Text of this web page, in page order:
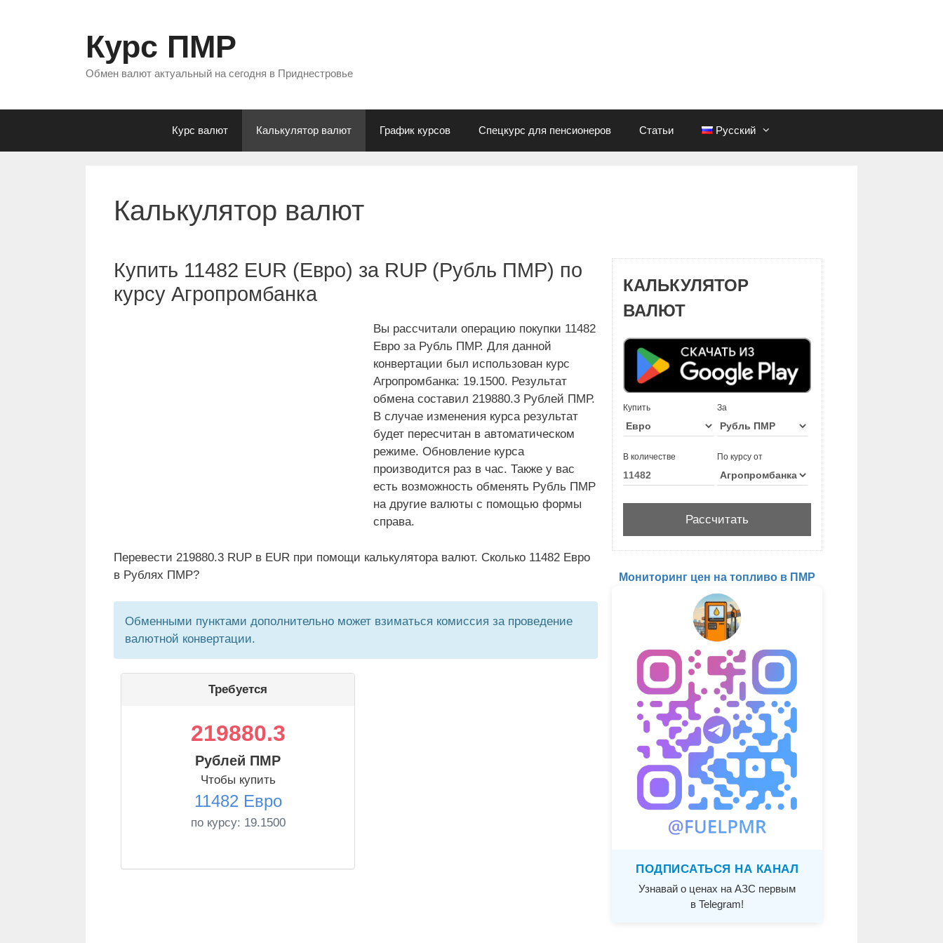
Курс ПМР
Обмен валют актуальный на сегодня в Приднестровье
Курс валют Калькулятор валют График курсов Спецкурс для пенсионеров Статьи Русский
Калькулятор валют
Купить 11482 EUR (Евро) за RUP (Рубль ПМР) по
курсу Агропромбанка
Вы рассчитали операцию покупки 11482
Евро за Рубль ПМР. Для данной
конвертации был использован курс
Агропромбанка: 19.1500. Результат
обмена составил 219880.3 Рублей ПМР.
В случае изменения курса результат
будет пересчитан в автоматическом
режиме. Обновление курса
производится раз в час. Также у вас
есть возможность обменять Рубль ПМР
на другие валюты с помощью формы
справа.
Перевести 219880.3 RUP в EUR при помощи калькулятора валют. Сколько 11482 Евро
в Рублях ПМР?
Обменными пунктами дополнительно может взиматься комиссия за проведение
валютной конвертации.
Требуется
219880.3
Рублей ПМР
Чтобы купить
11482 Евро
по курсу: 19.1500
КАЛЬКУЛЯТОР
ВАЛЮТ
Купить За
В количестве По курсу от
Мониторинг цен на топливо в ПМР
ПОДПИСАТЬСЯ НА КАНАЛ
Узнавай о ценах на АЗС первым
в Telegram!